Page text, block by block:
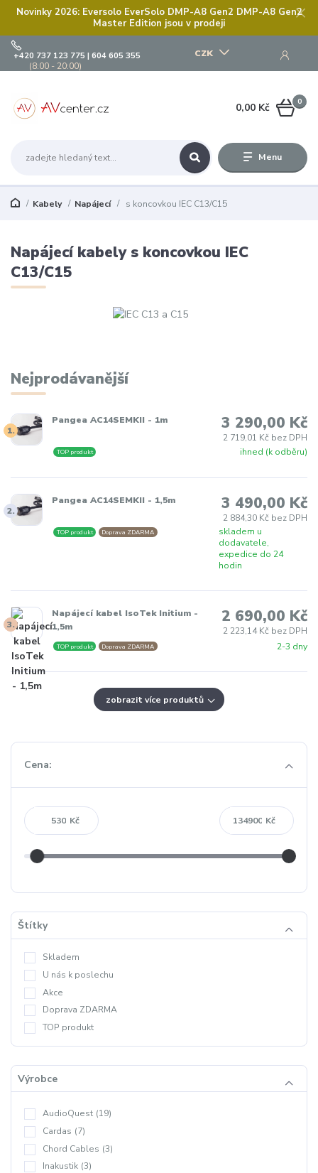
Novinky 2026: Eversolo EverSolo DMP-A8 Gen2 DMP-A8 Gen2
Master Edition jsou v prodeji
Menu
CZK
+420 737 123 775 | 604 605 355
(8:00 - 20:00)
0
0,00 Kč
Kabely Napájecí s koncovkou IEC C13/C15
Napájecí kabely s koncovkou IEC
C13/C15
Nejprodávanější
1.
Pangea AC14SEMKII - 1m
ihned (k odběru)
TOP produkt
3 290,00 Kč
2 719,01 Kč bez DPH
2.
Pangea AC14SEMKII - 1,5m
skladem u
dodavatele,
expedice do 24
hodin
TOP produkt Doprava ZDARMA
3 490,00 Kč
2 884,30 Kč bez DPH
3.
Napájecí kabel IsoTek Initium -
1,5m
2-3 dny
TOP produkt Doprava ZDARMA
2 690,00 Kč
2 223,14 Kč bez DPH
zobrazit více produktů
Cena:
Kč Kč
Štítky
Skladem
U nás k poslechu
Akce
Doprava ZDARMA
TOP produkt
Výrobce
AudioQuest (19)
Cardas (7)
Chord Cables (3)
Inakustik (3)